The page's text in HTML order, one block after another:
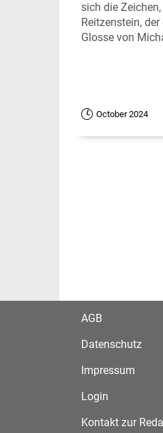
sich die
Reitzenstein,
Glosse von
October 2024
AGB
Datenschutz
Impressum
Login
Kontakt zur